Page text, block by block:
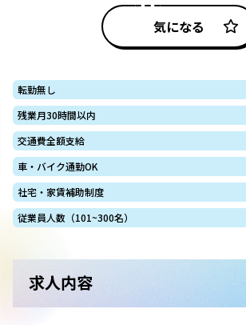
気になる
転勤無し
残業月30時間以内
交通費全額支給
車・バイク通勤OK
社宅・家賃補助制度
従業員人数（101~300名）
求人内容